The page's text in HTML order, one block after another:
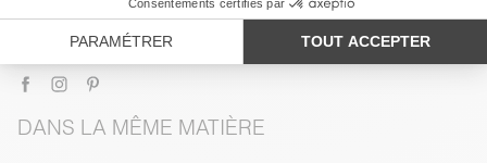
LIVRAISON ET RETOURS
DANS LA MÊME MATIÈRE